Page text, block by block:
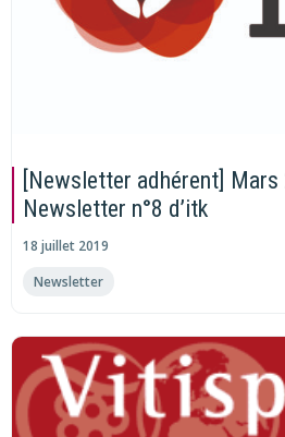
[Newsletter adhérent] Mars
Newsletter n°8 d’itk
18 juillet 2019
Newsletter